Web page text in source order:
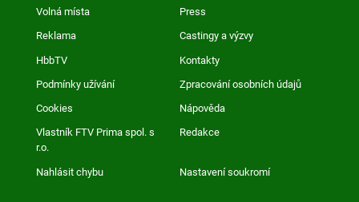
Volná místa Press
Reklama Castingy a výzvy
HbbTV Kontakty
Podmínky užívání Zpracování osobních údajů
Cookies Nápověda
Vlastník FTV Prima spol. s
r.o.
Redakce
Nahlásit chybu Nastavení soukromí